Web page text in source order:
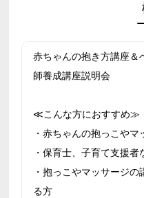
赤ちゃんの抱き方講座＆
師養成講座説明会
≪こんな方におすすめ≫
・赤ちゃんの抱っこや
・保育士、子育て支援
・抱っこやマッサージ
る方